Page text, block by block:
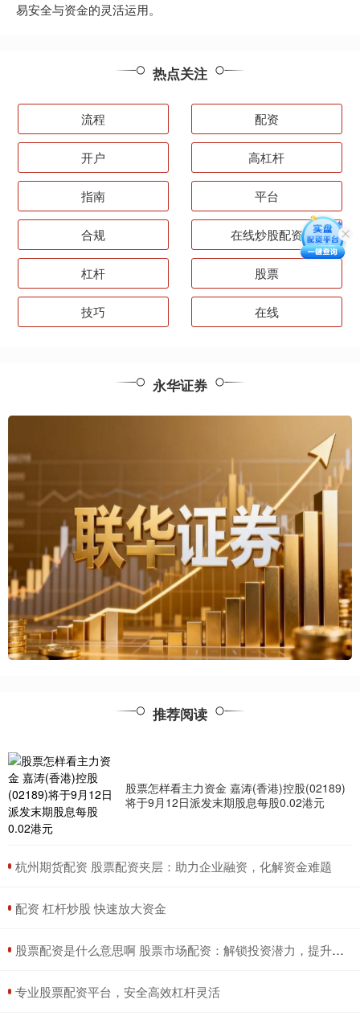
易安全与资金的灵活运用。
热点关注
流程 配资
开户 高杠杆
指南 平台
合规 在线炒股配资
杠杆 股票
技巧 在线
永华证券
推荐阅读
股票怎样看主力资金 嘉涛(香港)控股(02189)
将于9月12日派发末期股息每股0.02港元
​杭州期货配资 股票配资夹层：助力企业融资，化解资金难题
​配资 杠杆炒股 快速放大资金
​股票配资是什么意思啊 股票市场配资：解锁投资潜力，提升收益
​专业股票配资平台，安全高效杠杆灵活